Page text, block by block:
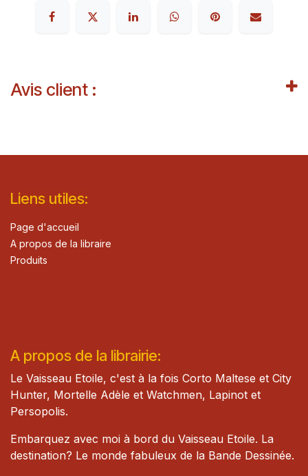
Avis client :
Lie​ns utiles:
Page d'accueil
A propos de la libraire
Produits
A propos de la librairie:
Le Vaisseau Etoile, c'est à la fois Corto Maltese et City
Hunter, Mortelle Adèle et Watch​men, Lapinot et
Persopolis.
Embarquez avec moi à bord du Vaisseau Etoile. La
destination? Le monde fabuleux de la Bande Dessinée.